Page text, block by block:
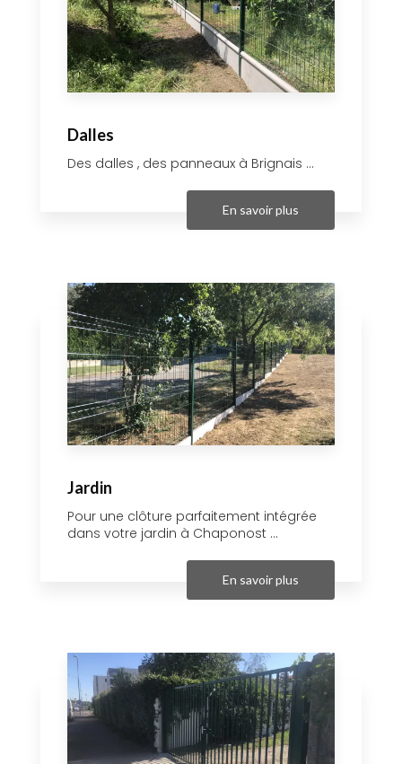
Dalles
Des dalles , des panneaux à Brignais ...
En savoir plus
Jardin
Pour une clôture parfaitement intégrée
dans votre jardin à Chaponost ...
En savoir plus